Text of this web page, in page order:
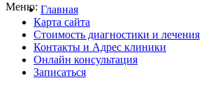
Меню: Главная
Карта сайта
Стоимость диагностики и лечения
Контакты и Адрес клиники
Онлайн консультация
Записаться